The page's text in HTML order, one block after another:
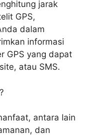
jarak
GPS,
dalam
informasi
GPS yang dapat
atau SMS.
antara lain
dan